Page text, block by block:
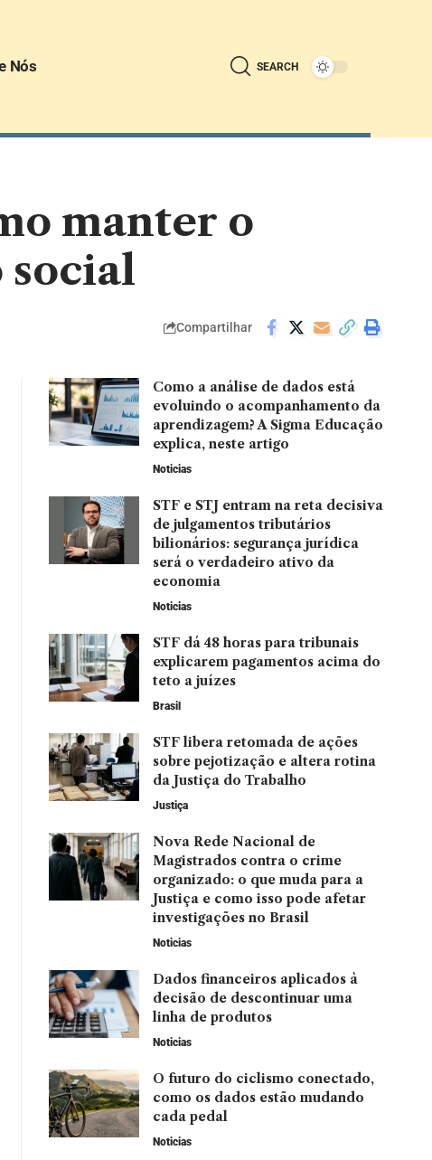
Nós SEARCH
manter o
Compartilhar
Como a análise de dados está
evoluindo o acompanhamento da
aprendizagem? A Sigma Educação
explica, neste artigo
Noticias
STF e STJ entram na reta decisiva
de julgamentos tributários
bilionários: segurança jurídica
será o verdadeiro ativo da
economia
Noticias
STF dá 48 horas para tribunais
explicarem pagamentos acima do
teto a juízes
Brasil
STF libera retomada de ações
sobre pejotização e altera rotina
da Justiça do Trabalho
Justiça
Nova Rede Nacional de
Magistrados contra o crime
organizado: o que muda para a
Justiça e como isso pode afetar
investigações no Brasil
Noticias
Dados financeiros aplicados à
decisão de descontinuar uma
linha de produtos
Noticias
O futuro do ciclismo conectado,
como os dados estão mudando
cada pedal
Noticias